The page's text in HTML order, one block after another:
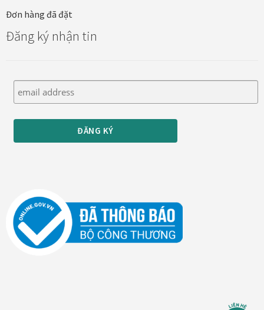
Đơn hàng đã đặt
Đăng ký nhận tin